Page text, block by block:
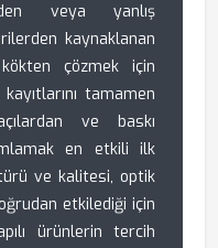
veya yanlış
kaynaklanan
çözmek için
tamamen
ve baskı
en etkili ilk
türü ve kalitesi, optik
etkilediği için
ürünlerin tercih